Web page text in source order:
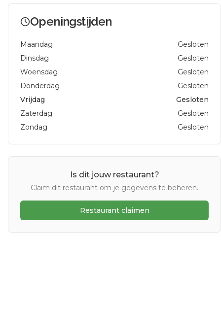
Openingstijden
Maandag
Gesloten
Dinsdag
Gesloten
Woensdag
Gesloten
Donderdag
Gesloten
Vrijdag
Gesloten
Zaterdag
Gesloten
Zondag
Gesloten
Is dit jouw restaurant?
Claim dit restaurant om je gegevens te beheren.
Restaurant claimen